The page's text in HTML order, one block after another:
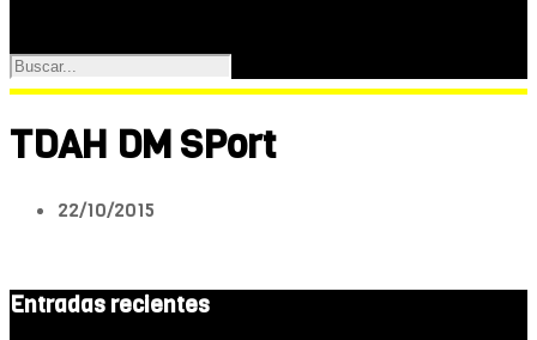
TDAH DM SPort
22/10/2015
Entradas recientes